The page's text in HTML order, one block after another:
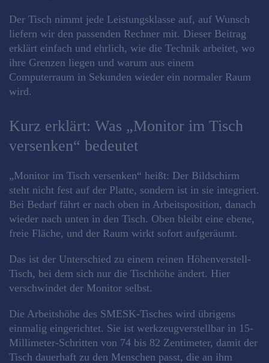
Der Tisch nimmt jede Leistungsklasse auf, auf Wunsch
liefern wir den passenden Rechner mit. Dieser Beitrag
erklärt einfach und ehrlich, wie die Technik arbeitet, wo
ihre Grenzen liegen und warum aus einem
Computerraum in Sekunden wieder ein normaler Raum
wird.
Kurz erklärt: Was „Monitor im Tisch
versenken“ bedeutet
„Monitor im Tisch versenken“ heißt: Der Bildschirm
steht nicht fest auf der Platte, sondern ist in sie integriert.
Bei Bedarf fährt er nach oben in Arbeitsposition, danach
wieder nach unten in den Tisch. Oben bleibt eine ebene,
freie Fläche, und der Raum wirkt sofort aufgeräumt.
Das ist der Unterschied zu einem reinen Höhenverstell-
Tisch, bei dem sich nur die Tischhöhe ändert. Hier
verschwindet der Monitor selbst.
Die Arbeitshöhe des SMESK-Tisches wird übrigens
einmalig eingerichtet. Sie ist werkzeugverstellbar in 15-
Millimeter-Schritten von 74 bis 82 Zentimeter, damit der
Tisch dauerhaft zu den Menschen passt, die an ihm